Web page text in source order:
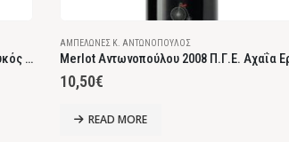
Άναξ Chardonnay 2013 Π.Γ.Ε. Αχαΐα Λευκός Ξηρός
ΑΜΠΕΛΏΝΕΣ Κ. ΑΝΤΩΝΌΠΟΥΛΟΣ
10,50€
READ MORE